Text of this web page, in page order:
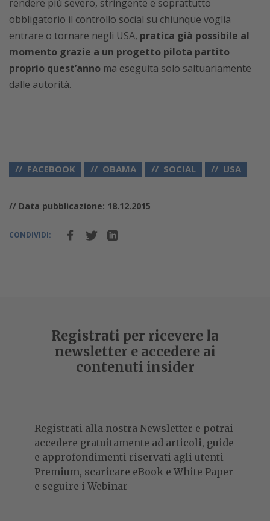
rendere più severo, stringente e soprattutto
obbligatorio il controllo social su chiunque voglia
entrare o tornare negli USA, pratica già possibile al
momento grazie a un progetto pilota partito
proprio quest’anno ma eseguita solo saltuariamente
dalle autorità.
FACEBOOK OBAMA SOCIAL USA
// Data pubblicazione: 18.12.2015
CONDIVIDI:
Registrati per ricevere la
newsletter e accedere ai
contenuti insider
Registrati alla nostra Newsletter e potrai
accedere gratuitamente ad articoli, guide
e approfondimenti riservati agli utenti
Premium, scaricare eBook e White Paper
e seguire i Webinar